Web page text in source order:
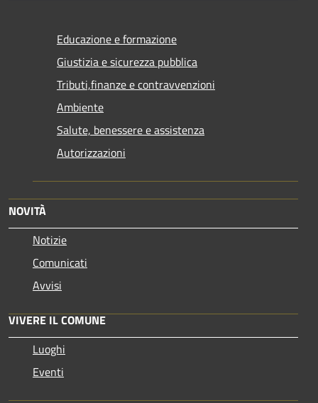
Educazione e formazione
Giustizia e sicurezza pubblica
Tributi,finanze e contravvenzioni
Ambiente
Salute, benessere e assistenza
Autorizzazioni
NOVITÀ
Notizie
Comunicati
Avvisi
VIVERE IL COMUNE
Luoghi
Eventi